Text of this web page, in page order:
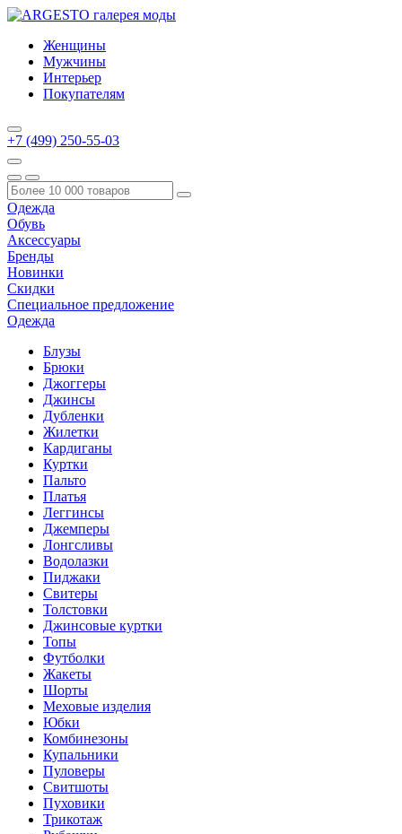
Женщины
Мужчины
Интерьер
Покупателям
+7 (499) 250-55-03
Одежда
Обувь
Аксессуары
Бренды
Новинки
Скидки
Специальное предложение
Одежда
Блузы
Брюки
Джоггеры
Джинсы
Дубленки
Жилетки
Кардиганы
Куртки
Пальто
Платья
Леггинсы
Джемперы
Лонгсливы
Водолазки
Пиджаки
Свитеры
Толстовки
Джинсовые куртки
Топы
Футболки
Жакеты
Шорты
Меховые изделия
Юбки
Комбинезоны
Купальники
Пуловеры
Свитшоты
Пуховики
Трикотаж